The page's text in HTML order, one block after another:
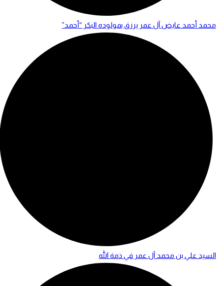
محمد أحمد عايض آل عمر يرزق بمولوده البكر “أحمد”
السيد علي بن محمد آل عمر في ذمة الله